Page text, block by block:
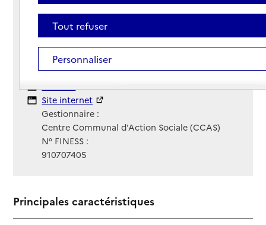
91140 - Villebon-sur-Yvette
Voir itinéraire
Téléphone :
01 69 93 49 10
Contact
Site Internet
Site internet
Gestionnaire :
Centre Communal d'Action Sociale (CCAS)
N° FINESS :
910707405
Principales caractéristiques
Tout refuser
Personnaliser